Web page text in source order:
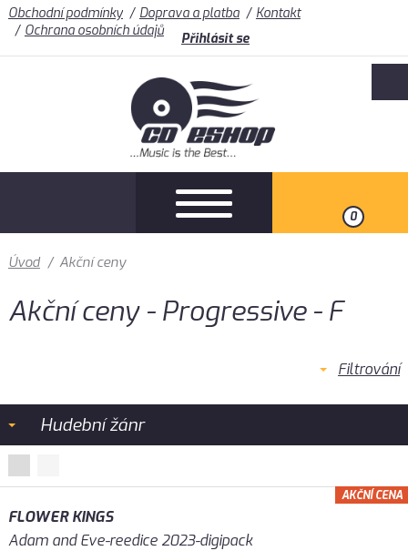
Obchodní podmínky Doprava a platba
Kontakt
Ochrana osobních údajů
Přihlásit se
0
Úvod / Akční ceny
Akční ceny - Progressive - F
Filtrování
Hudební žánr
FLOWER KINGS
Adam and Eve-reedice 2023-digipack
AKČNÍ CENA